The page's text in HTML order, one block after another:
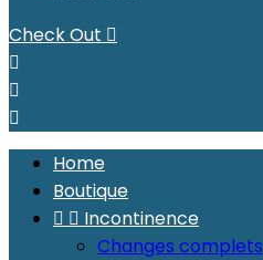
Check Out 



Home
Boutique
  Incontinence
Changes complets